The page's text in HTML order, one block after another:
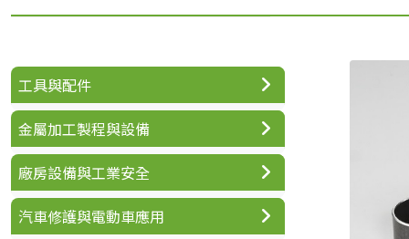
工具與配件
金屬加工製程與設備
廠房設備與工業安全
汽車修護與電動車應用